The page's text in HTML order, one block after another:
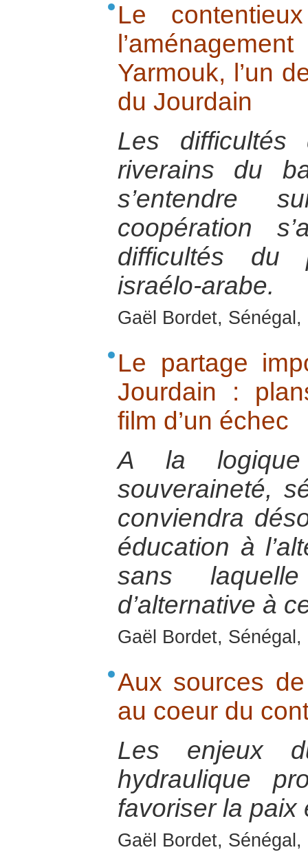
Le
Yarmouk, l’un
du Jourdain
Les difficultés
riverains du
s’entendre
coopération
difficultés du
israélo-arabe.
Gaël Bordet,
Le partage
Jourdain :
film d’un échec
A la
souveraineté,
conviendra
éducation à
sans
d’alternative à
Gaël Bordet,
Aux sources
au coeur du
Les enjeux
hydraulique
favoriser la paix
Gaël Bordet,